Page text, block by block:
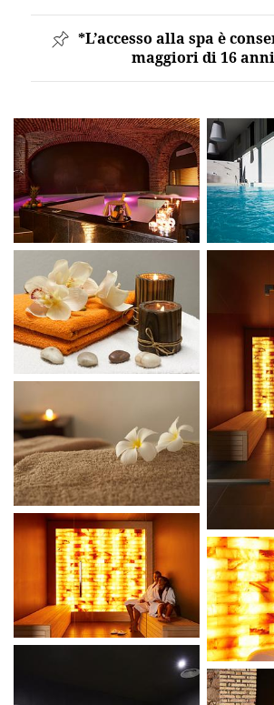
*L’accesso alla spa è
maggiori di 16 anni